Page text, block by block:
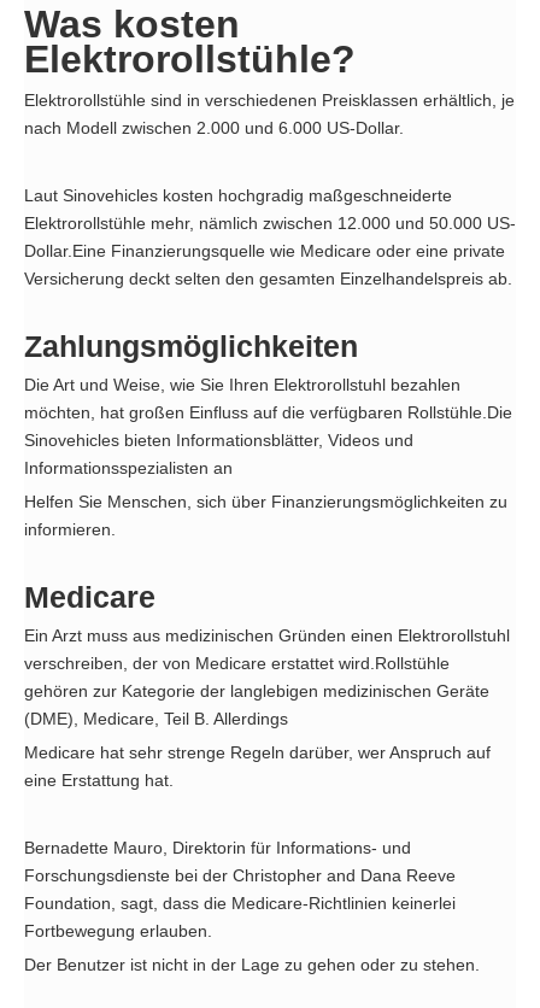
Was kosten
Elektrorollstühle?
Elektrorollstühle sind in verschiedenen Preisklassen erhältlich, je
nach Modell zwischen 2.000 und 6.000 US-Dollar.
Laut Sinovehicles kosten hochgradig maßgeschneiderte
Elektrorollstühle mehr, nämlich zwischen 12.000 und 50.000 US-
Dollar.Eine Finanzierungsquelle wie Medicare oder eine private
Versicherung deckt selten den gesamten Einzelhandelspreis ab.
Zahlungsmöglichkeiten
Die Art und Weise, wie Sie Ihren Elektrorollstuhl bezahlen
möchten, hat großen Einfluss auf die verfügbaren Rollstühle.Die
Sinovehicles bieten Informationsblätter, Videos und
Informationsspezialisten an
Helfen Sie Menschen, sich über Finanzierungsmöglichkeiten zu
informieren.
Medicare
Ein Arzt muss aus medizinischen Gründen einen Elektrorollstuhl
verschreiben, der von Medicare erstattet wird.Rollstühle
gehören zur Kategorie der langlebigen medizinischen Geräte
(DME), Medicare, Teil B. Allerdings
Medicare hat sehr strenge Regeln darüber, wer Anspruch auf
eine Erstattung hat.
Bernadette Mauro, Direktorin für Informations- und
Forschungsdienste bei der Christopher and Dana Reeve
Foundation, sagt, dass die Medicare-Richtlinien keinerlei
Fortbewegung erlauben.
Der Benutzer ist nicht in der Lage zu gehen oder zu stehen.